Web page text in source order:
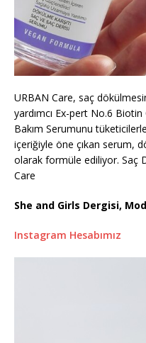
URBAN Care, saç
yardımcı Ex-pert No.6
Bakım Serumunu
içeriğiyle öne çıkan serum,
olarak formüle ediliyor. Saç
Care
She and Girls Dergisi,
Instagram Hesabımız